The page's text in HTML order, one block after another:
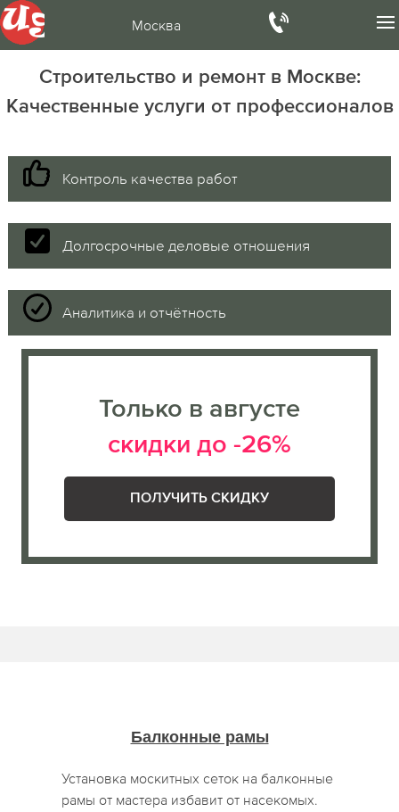
Москва
Строительство и ремонт в Москве:
Качественные услуги от профессионалов
Контроль качества работ
Долгосрочные деловые отношения
Аналитика и отчётность
Только в августе
скидки до -26%
ПОЛУЧИТЬ СКИДКУ
Балконные рамы
Установка москитных сеток на балконные
рамы от мастера избавит от насекомых.